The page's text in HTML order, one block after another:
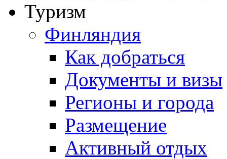
Туризм
Финляндия
Как добраться
Документы и визы
Регионы и города
Размещение
Активный отдых